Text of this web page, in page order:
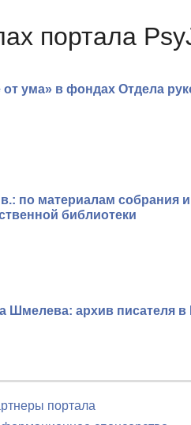
портала
ума» в фондах Отдела
по материалам собрания
библиотеки
Шмелева: архив писателя в
портала